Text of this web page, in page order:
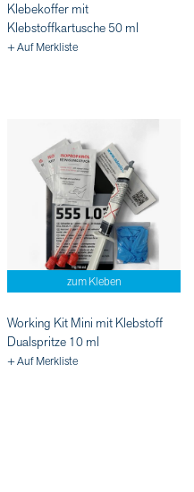
Klebekoffer mit
Klebstoffkartusche 50 ml
+ Auf Merkliste
zum Kleben
Working Kit Mini mit Klebstoff
Dualspritze 10 ml
+ Auf Merkliste